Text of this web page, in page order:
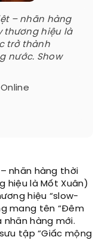
– nhãn hàng
thương hiệu là
trở thành
nước. Show
nhãn hàng thời
hiệu là Mốt Xuân)
hiệu “slow-
mang tên “Đêm
nhãn hàng mới.
tập “Giấc mộng